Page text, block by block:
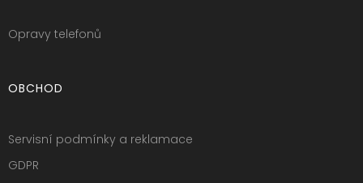
Opravy telefonů
OBCHOD
Servisní podmínky a reklamace
GDPR